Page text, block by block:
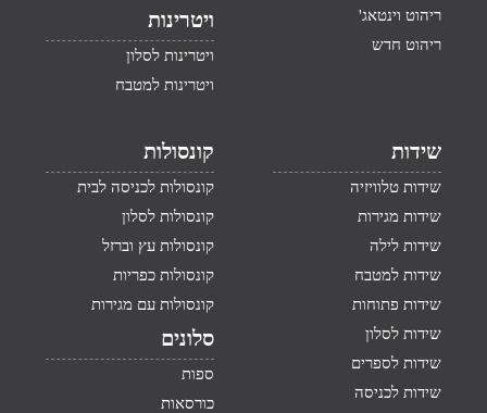
ריהוט וינטאג'
ריהוט חדש
ויטרינות
ויטרינות לסלון
ויטרינות למטבח
שידות
שידות טלוויזיה
שידות מגירות
שידות לילה
שידות למטבח
שידות פתוחות
שידות לסלון
שידות לספרים
שידות לכניסה
קונסולות
קונסולות לכניסה לבית
קונסולות לסלון
קונסולות עץ וברזל
קונסולות כפריות
קונסולות עם מגירות
סלונים
ספות
כורסאות